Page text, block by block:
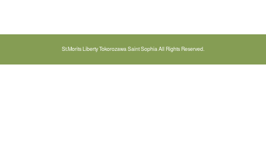
St.Morits Liberty Tokorozawa Saint Sophia All Rights Reserved.